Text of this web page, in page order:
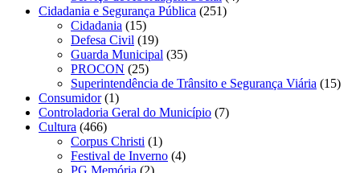
Cidadania e Segurança Pública (251)
Cidadania (15)
Defesa Civil (19)
Guarda Municipal (35)
PROCON (25)
Superintendência de Trânsito e Segurança Viária (15)
Consumidor(1)
Controladoria Geral do Município (7)
Cultura (466)
Corpus Christi (1)
Festival de Inverno (4)
PG Memória (2)